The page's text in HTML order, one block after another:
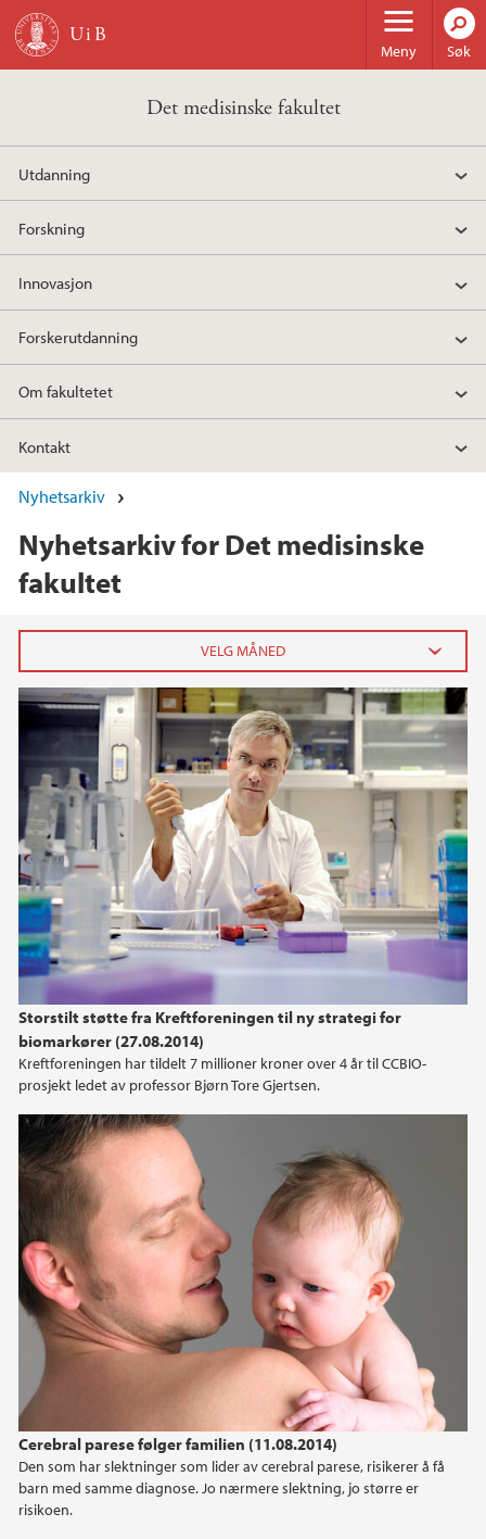
Hopp til hovedinnhold
Meny Søk
Det medisinske fakultet
Utdanning
Forskning
Innovasjon
Forskerutdanning
Om fakultetet
Kontakt
Nyhetsarkiv
Nyhetsarkiv for Det medisinske
fakultet
Storstilt støtte fra Kreftforeningen til ny strategi for
biomarkører (27.08.2014)
Kreftforeningen har tildelt 7 millioner kroner over 4 år til CCBIO-
prosjekt ledet av professor Bjørn Tore Gjertsen.
Cerebral parese følger familien (11.08.2014)
Den som har slektninger som lider av cerebral parese, risikerer å få
barn med samme diagnose. Jo nærmere slektning, jo større er
risikoen.
2026
juni (2)
mai (4)
april (5)
mars (3)
februar (6)
januar (12)
2025
2020
2019
2018
2017
2016
2015